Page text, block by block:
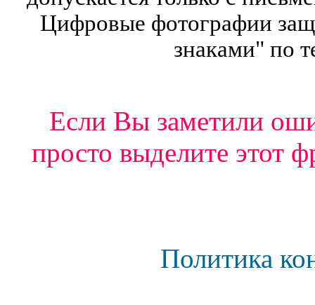
Цифровые фотографии
знаками" по
Если Вы заметили
просто выделите этот
Политика